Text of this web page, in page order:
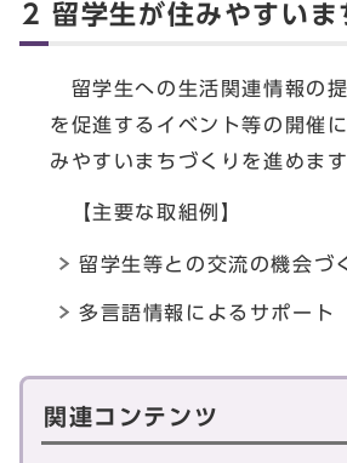
2 留学生が住みやすいま
留学生への生活関連情報の
を促進するイベント等の開催
みやすいまちづくりを進めます
【主要な取組例】
留学生等との交流の機会づ
多言語情報によるサポー
関連コンテンツ